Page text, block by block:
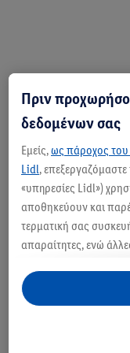
Βήμα 3:
Πριν
δεδομένων σας
Εμείς,ως πάροχος του
Lidl,
«υπηρεσίες Lidl»)
αποθηκεύουν και
τερματική σας
απαραίτητες, ενώ
δημιουργία
διαφήμιση εντός και
συμμετέχετε στο